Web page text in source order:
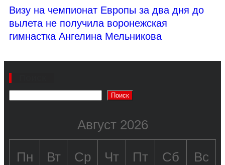
Визу на чемпионат Европы за два дня до
вылета не получила воронежская
гимнастка Ангелина Мельникова
Поиск
Август 2026
Пн Вт Ср Чт Пт Сб Вс